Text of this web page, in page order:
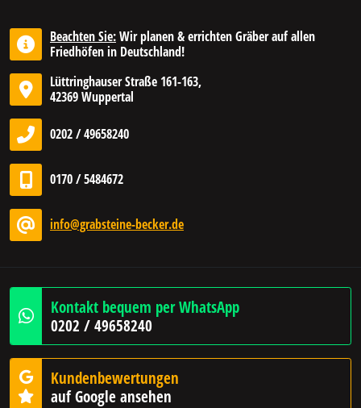
Beachten Sie:Wir planen & errichten Gräber auf allen
Friedhöfen in Deutschland!
Lüttringhauser Straße 161-163,
42369 Wuppertal
0202 / 49658240
0170 / 5484672
info@grabsteine-becker.de
Kontakt bequem per WhatsApp
0202 / 49658240
Kundenbewertungen
auf Google ansehen